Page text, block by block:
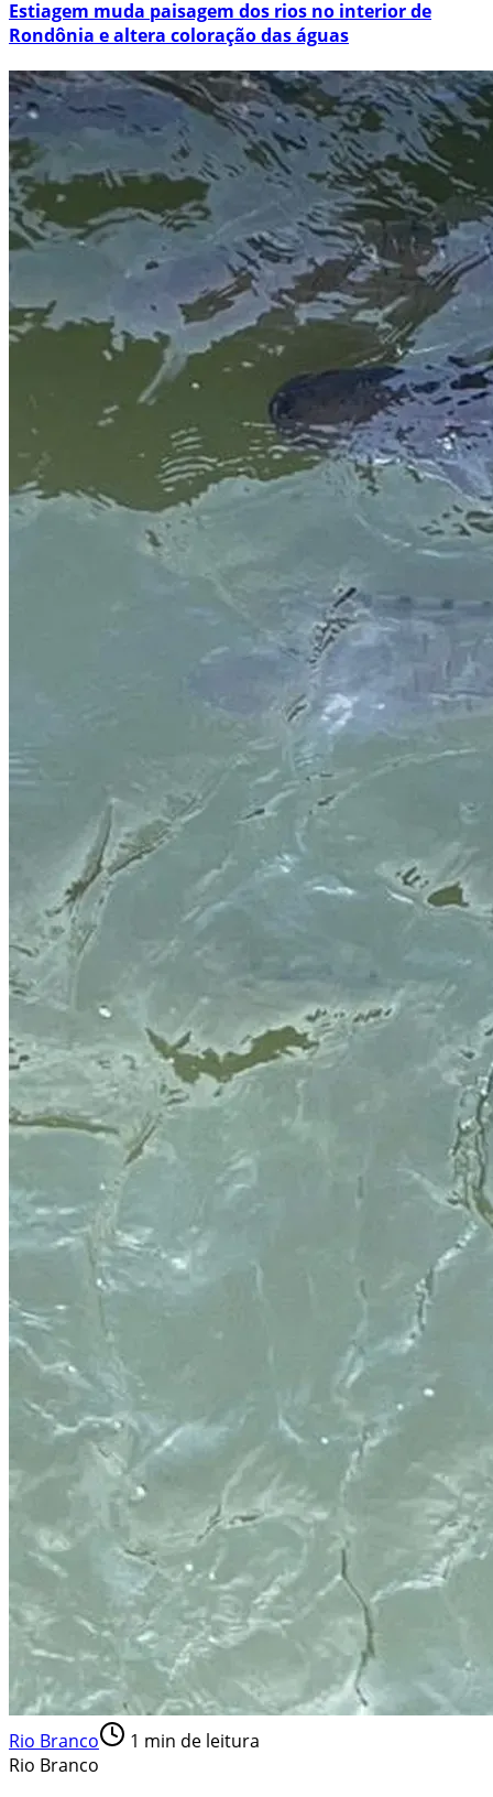
Estiagem muda paisagem dos rios no interior de
Rondônia e altera coloração das águas
Rio Branco 1 min de leitura
Rio Branco